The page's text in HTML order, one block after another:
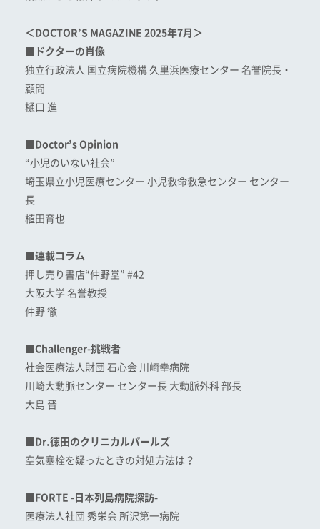
＜DOCTOR’S MAGAZINE 2025年7月＞
■ドクターの肖像
独立行政法人 国立病院機構 久里浜医療センター 名誉院長・
顧問
樋口 進
■Doctor’s Opinion
“小児のいない社会”
埼玉県立小児医療センター 小児救命救急センター センター
長
植田育也
■連載コラム
押し売り書店“仲野堂” #42
大阪大学 名誉教授
仲野 徹
■Challenger-挑戦者
社会医療法人財団 石心会 川崎幸病院
川崎大動脈センター センター長 大動脈外科 部長
大島 晋
■Dr.徳田のクリニカルパールズ
空気塞栓を疑ったときの対処方法は？
■FORTE -日本列島病院探訪-
医療法人社団 秀栄会 所沢第一病院